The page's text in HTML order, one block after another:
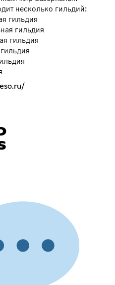
несколько гильдий:
гильдия
гильдия
гильдия